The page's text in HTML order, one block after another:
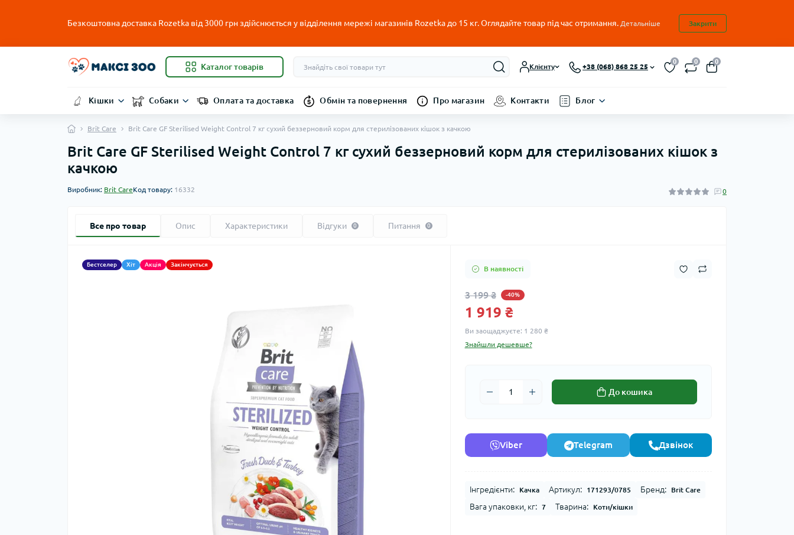
Безкоштовна доставка Rozetka від 3000 грн здійснюється у відділення мережі магазинів Rozetka до 15 кг. Оглядайте товар під час отримання. Детальніше Закрити
Каталог товарів Клієнту +38 (068) 868 25 25
0 0 0
Кішки Собаки Оплата та доставка Обмін та повернення Про магазин Контакти Блог
Brit Care Brit Care GF Sterilised Weight Control 7 кг сухий беззерновий корм для стерилізованих кішок з качкою
Brit Care GF Sterilised Weight Control 7 кг сухий беззерновий корм для стерилізованих кішок з
качкою
Виробник: Brit CareКод товару: 16332 0
Все про товар Опис Характеристики Відгуки 0 Питання 0
Бестселер Хіт Акція Закінчується
В наявності
3 199 ₴ -40%
1 919 ₴
Ви заощаджуєте: 1 280 ₴
Знайшли дешевше?
До кошика
Viber Telegram Дзвінок
Інгредієнти: Качка Артикул: 171293/0785 Бренд: Brit Care
Вага упаковки, кг: 7 Тварина: Коти/кішки